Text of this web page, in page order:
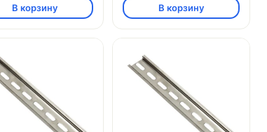
В корзину В корзину